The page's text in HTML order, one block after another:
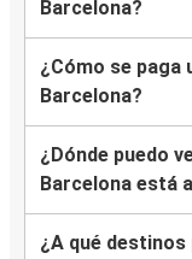
Barcelona?
¿Cómo se paga
Barcelona?
¿Dónde puedo
Barcelona está
¿A qué